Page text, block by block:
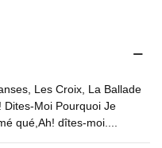
Les Croix, La Ballade
Dites-Moi Pourquoi Je
qué,Ah! dîtes-moi....